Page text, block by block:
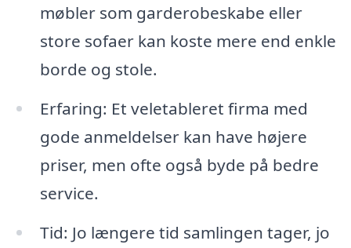
møbler som garderobeskabe eller
store sofaer kan koste mere end enkle
borde og stole.
Erfaring: Et veletableret firma med
gode anmeldelser kan have højere
priser, men ofte også byde på bedre
service.
Tid: Jo længere tid samlingen tager, jo